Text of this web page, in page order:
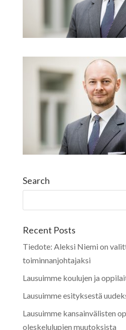
Search
Recent Posts
Tiedote: Aleksi Niemi on
toiminnanjohtajaksi
Lausuimme koulujen ja
Lausuimme esityksestä
Lausuimme kansainvälisten
oleskelulupien muutoksista